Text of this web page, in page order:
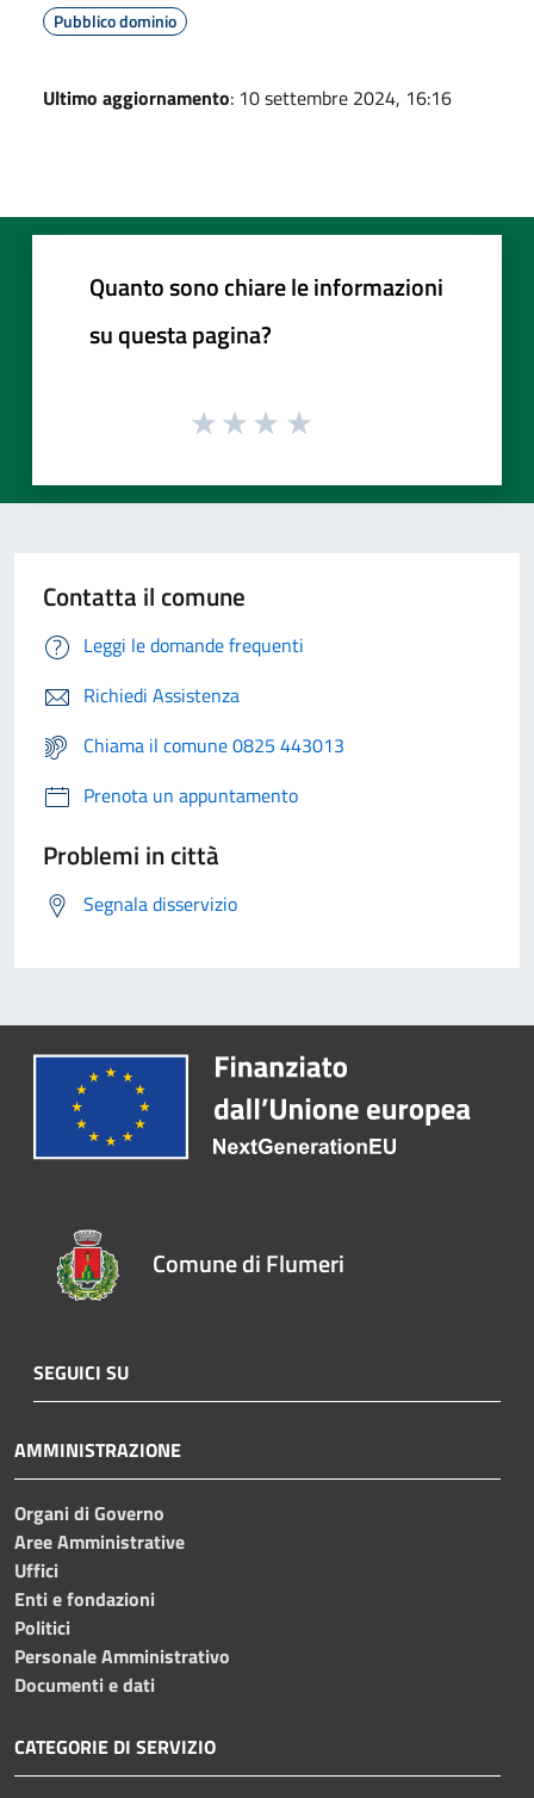
Pubblico dominio
Ultimo aggiornamento: 10 settembre 2024, 16:16
Quanto sono chiare le informazioni
su questa pagina?
Contatta il comune
Leggi le domande frequenti
Richiedi Assistenza
Chiama il comune 0825 443013
Prenota un appuntamento
Problemi in città
Segnala disservizio
Comune di Flumeri
SEGUICI SU
AMMINISTRAZIONE
Organi di Governo
Aree Amministrative
Uffici
Enti e fondazioni
Politici
Personale Amministrativo
Documenti e dati
CATEGORIE DI SERVIZIO